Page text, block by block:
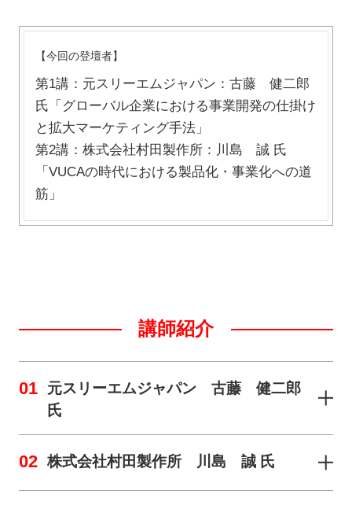
【今回の登壇者】
第1講：元スリーエムジャパン：古藤 健二郎
氏「グローバル企業における事業開発の仕掛け
と拡大マーケティング手法」
第2講：株式会社村田製作所：川島 誠 氏
「VUCAの時代における製品化・事業化への道
筋」
講師紹介
01
元スリーエムジャパン 古藤 健二郎
氏
02 株式会社村田製作所 川島 誠 氏